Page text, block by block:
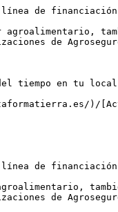
de
agroalimentario,
de
tiempo en tu
)/
de
de